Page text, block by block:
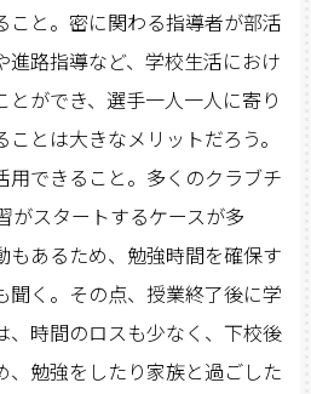
こと。密に関わる指導者が部活
進路指導など、学校生活におけ
とができ、選手一人一人に寄り
とは大きなメリットだろう。
用できること。多くのクラブチ
がスタートするケースが多
もあるため、勉強時間を確保す
聞く。その点、授業終了後に学
、時間のロスも少なく、下校後
、勉強をしたり家族と過ごした